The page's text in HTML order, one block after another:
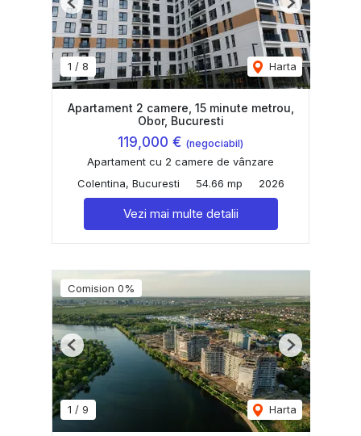
1 / 8 Harta
Previous Next
Apartament 2 camere, 15 minute metrou,
Obor, Bucuresti
119,000 € (negociabil)
Apartament cu 2 camere de vânzare
Colentina, Bucuresti
54.66 mp 2026
Vezi mai multe detalii
Comision 0%
1 / 9 Harta
Previous Next